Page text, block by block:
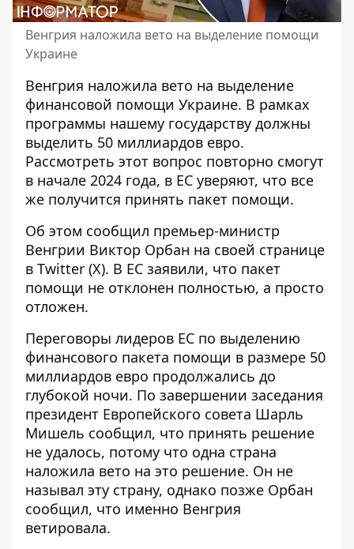
Венгрия наложила вето на выделение помощи
Украине
Венгрия наложила вето на выделение
финансовой помощи Украине. В рамках
программы нашему государству должны
выделить 50 миллиардов евро.
Рассмотреть этот вопрос повторно смогут
в начале 2024 года, в ЕС уверяют, что все
же получится принять пакет помощи.
Об этом сообщил премьер-министр
Венгрии Виктор Орбан на своей странице
в Twitter (Х). В ЕС заявили, что пакет
помощи не отклонен полностью, а просто
отложен.
Переговоры лидеров ЕС по выделению
финансового пакета помощи в размере 50
миллиардов евро продолжались до
глубокой ночи. По завершении заседания
президент Европейского совета Шарль
Мишель сообщил, что принять решение
не удалось, потому что одна страна
наложила вето на это решение. Он не
называл эту страну, однако позже Орбан
сообщил, что именно Венгрия
ветировала.